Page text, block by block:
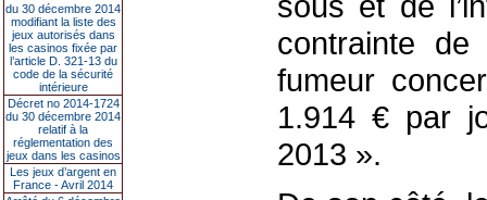
du 30 décembre 2014
modifiant la liste des
jeux autorisés dans
les casinos fixée par
l’article D. 321-13 du
code de la sécurité
intérieure
Décret no 2014-1724
du 30 décembre 2014
relatif à la
réglementation des
jeux dans les casinos
Les jeux d’argent en
France - Avril 2014
contrainte
fumeur
1.914 € par
2013 ».